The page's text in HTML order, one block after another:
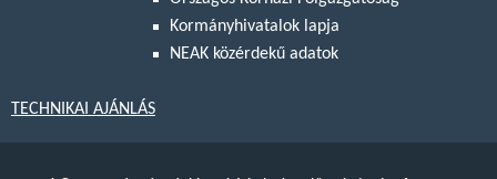
Kormányhivatalok lapja
NEAK közérdekű adatok
TECHNIKAI AJÁNLÁS